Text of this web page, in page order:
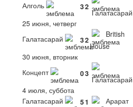
Алголь
32
Галатасарай
25 июня, четверг
Галатасарай
32
British
House
30 июня, вторник
Концепт
03
Галатасарай
4 июля, суббота
Галатасарай
51 Арарат